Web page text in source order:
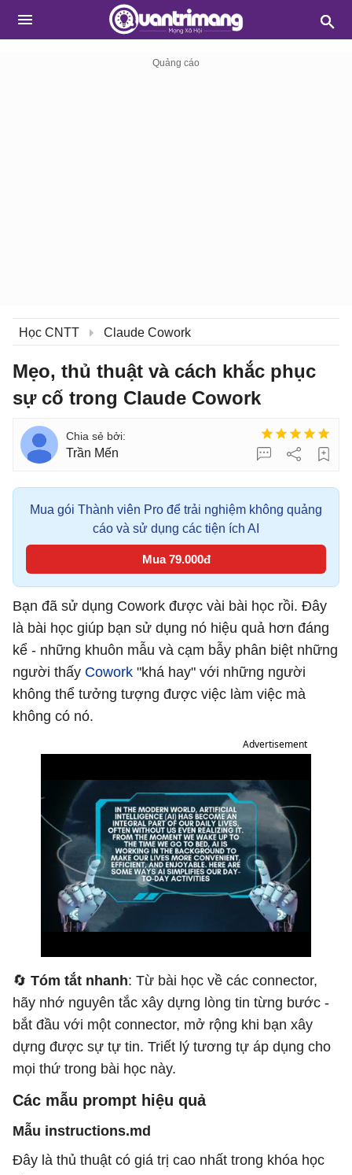
Học CNTT Claude Cowork
Mẹo, thủ thuật và cách khắc phục
sự cố trong Claude Cowork
Trần Mến
Mua gói Thành viên Pro để trải nghiệm không quảng
cáo và sử dụng các tiện ích AI
Mua 79.000đ
Bạn đã sử dụng Cowork được vài bài học rồi. Đây
là bài học giúp bạn sử dụng nó hiệu quả hơn đáng
kể - những khuôn mẫu và cạm bẫy phân biệt những
người thấy Cowork "khá hay" với những người
không thể tưởng tượng được việc làm việc mà
không có nó.
Advertisement
🔄 Tóm tắt nhanh: Từ bài học về các connector,
hãy nhớ nguyên tắc xây dựng lòng tin từng bước -
bắt đầu với một connector, mở rộng khi bạn xây
dựng được sự tự tin. Triết lý tương tự áp dụng cho
mọi thứ trong bài học này.
Các mẫu prompt hiệu quả
Mẫu instructions.md
Đây là thủ thuật có giá trị cao nhất trong khóa học